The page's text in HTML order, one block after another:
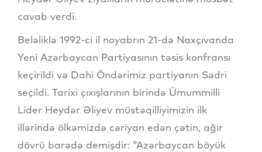
cavab verdi.
Beləliklə 1992-ci il noyabrın 21-də Naxçıvanda
Yeni Azərbaycan Partiyasının təsis konfransı
keçirildi və Dahi Öndərimiz partiyanın Sədri
seçildi. Tarixi çıxışlarının birində Ümummilli
Lider Heydər Əliyev müstəqilliyimizin ilk
illərində ölkəmizdə cəriyan edən çətin, ağır
dövrü barədə demişdir: “Azərbaycan böyük